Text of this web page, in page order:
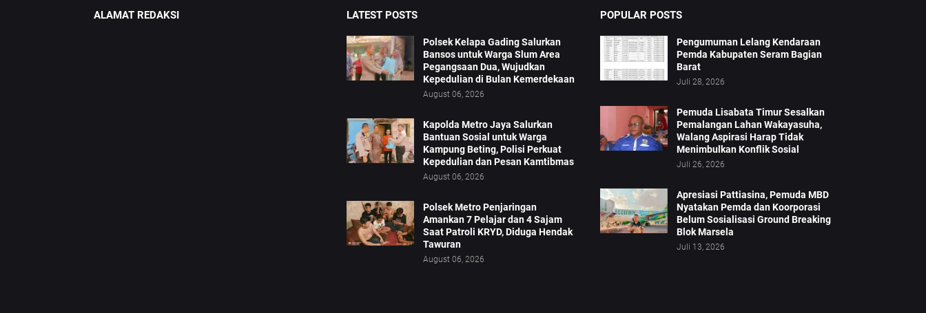
ALAMAT REDAKSI LATEST POSTS
Polsek Kelapa Gading Salurkan
Bansos untuk Warga Slum Area
Pegangsaan Dua, Wujudkan
Kepedulian di Bulan Kemerdekaan
August 06, 2026
Kapolda Metro Jaya Salurkan
Bantuan Sosial untuk Warga
Kampung Beting, Polisi Perkuat
Kepedulian dan Pesan Kamtibmas
August 06, 2026
Polsek Metro Penjaringan
Amankan 7 Pelajar dan 4 Sajam
Saat Patroli KRYD, Diduga Hendak
Tawuran
August 06, 2026
POPULAR POSTS
Pengumuman Lelang Kendaraan
Pemda Kabupaten Seram Bagian
Barat
Juli 28, 2026
Pemuda Lisabata Timur Sesalkan
Pemalangan Lahan Wakayasuha,
Walang Aspirasi Harap Tidak
Menimbulkan Konflik Sosial
Juli 26, 2026
Apresiasi Pattiasina, Pemuda MBD
Nyatakan Pemda dan Koorporasi
Belum Sosialisasi Ground Breaking
Blok Marsela
Juli 13, 2026